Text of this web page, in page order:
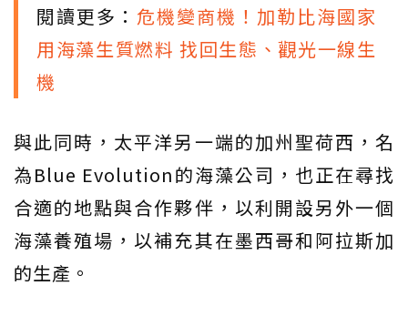
閱讀更多： 危機變商機！加勒比海國家
用海藻生質燃料 找回生態、觀光一線生
機
與此同時，太平洋另一端的加州聖荷西，名
為Blue Evolution的海藻公司，也正在尋找
合適的地點與合作夥伴，以利開設另外一個
海藻養殖場，以補充其在墨西哥和阿拉斯加
的生產。